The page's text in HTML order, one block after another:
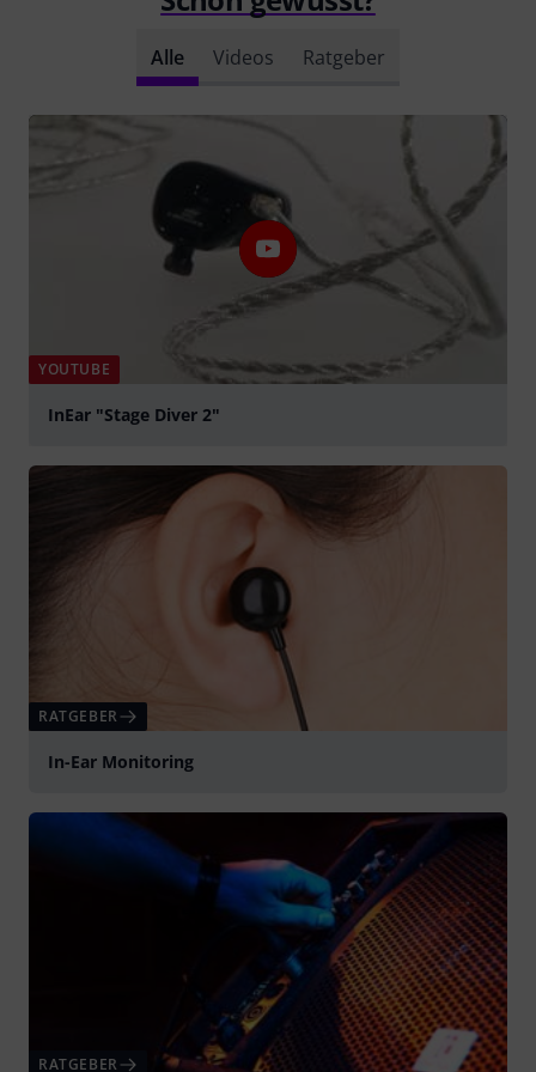
Alle Videos Ratgeber
YOUTUBE
InEar "Stage Diver 2"
RATGEBER
In-Ear Monitoring
RATGEBER